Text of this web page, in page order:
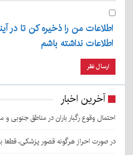
اطلاعات من را ذخیره کن تا در
اطلاعات نداشته باشم
آخرین اخبار
احتمال وقوع رگبار باران در مناطق جنوبی
در صورت احراز هرگونه قصور پزشکی، قطعا